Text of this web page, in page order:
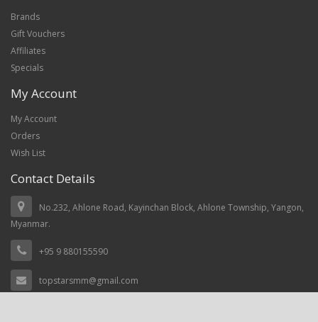
Brands
Gift Vouchers
Affiliates
Specials
My Account
My Account
Orders
Wish List
Contact Details
No.232, Ahlone Road, Kayinchan Block, Ahlone Township, Yangon,
Myanmar.
+95 9 880155590
topstarsmm@gmail.com